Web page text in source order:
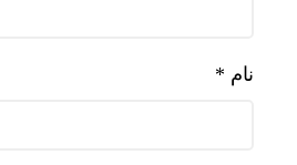
نام *